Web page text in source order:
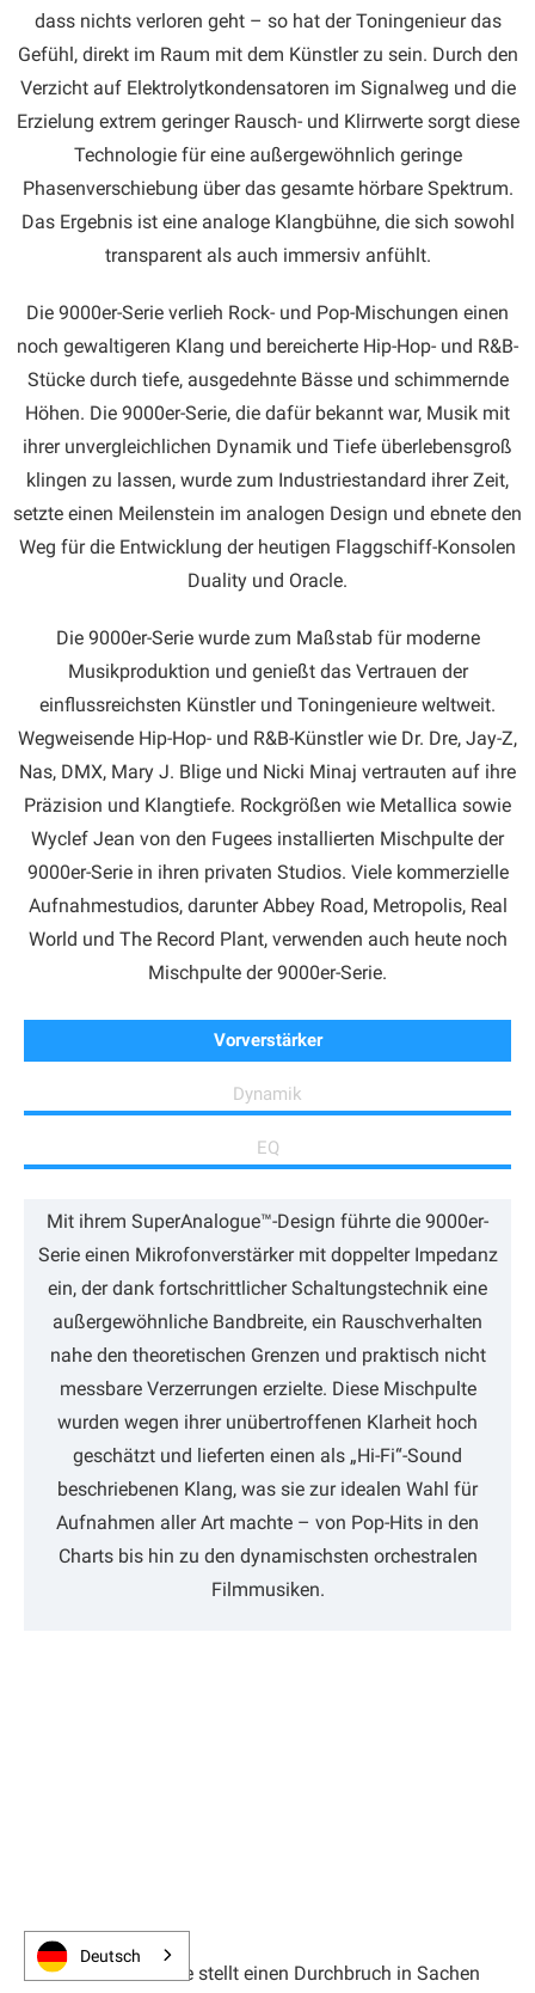
dass nichts verloren geht – so hat der Toningenieur das
Gefühl, direkt im Raum mit dem Künstler zu sein. Durch den
Verzicht auf Elektrolytkondensatoren im Signalweg und die
Erzielung extrem geringer Rausch- und Klirrwerte sorgt diese
Technologie für eine außergewöhnlich geringe
Phasenverschiebung über das gesamte hörbare Spektrum.
Das Ergebnis ist eine analoge Klangbühne, die sich sowohl
transparent als auch immersiv anfühlt.
Die 9000er-Serie verlieh Rock- und Pop-Mischungen einen
noch gewaltigeren Klang und bereicherte Hip-Hop- und R&B-
Stücke durch tiefe, ausgedehnte Bässe und schimmernde
Höhen. Die 9000er-Serie, die dafür bekannt war, Musik mit
ihrer unvergleichlichen Dynamik und Tiefe überlebensgroß
klingen zu lassen, wurde zum Industriestandard ihrer Zeit,
setzte einen Meilenstein im analogen Design und ebnete den
Weg für die Entwicklung der heutigen Flaggschiff-Konsolen
Duality und Oracle.
Die 9000er-Serie wurde zum Maßstab für moderne
Musikproduktion und genießt das Vertrauen der
einflussreichsten Künstler und Toningenieure weltweit.
Wegweisende Hip-Hop- und R&B-Künstler wie Dr. Dre, Jay-Z,
Nas, DMX, Mary J. Blige und Nicki Minaj vertrauten auf ihre
Präzision und Klangtiefe. Rockgrößen wie Metallica sowie
Wyclef Jean von den Fugees installierten Mischpulte der
9000er-Serie in ihren privaten Studios. Viele kommerzielle
Aufnahmestudios, darunter Abbey Road, Metropolis, Real
World und The Record Plant, verwenden auch heute noch
Mischpulte der 9000er-Serie.
Vorverstärker
Dynamik
EQ
Mit ihrem SuperAnalogue™-Design führte die 9000er-
Serie einen Mikrofonverstärker mit doppelter Impedanz
ein, der dank fortschrittlicher Schaltungstechnik eine
außergewöhnliche Bandbreite, ein Rauschverhalten
nahe den theoretischen Grenzen und praktisch nicht
messbare Verzerrungen erzielte. Diese Mischpulte
wurden wegen ihrer unübertroffenen Klarheit hoch
geschätzt und lieferten einen als „Hi-Fi“-Sound
beschriebenen Klang, was sie zur idealen Wahl für
Aufnahmen aller Art machte – von Pop-Hits in den
Charts bis hin zu den dynamischsten orchestralen
Filmmusiken.
Die 9000er-Serie stellt einen Durchbruch in Sachen
Deutsch